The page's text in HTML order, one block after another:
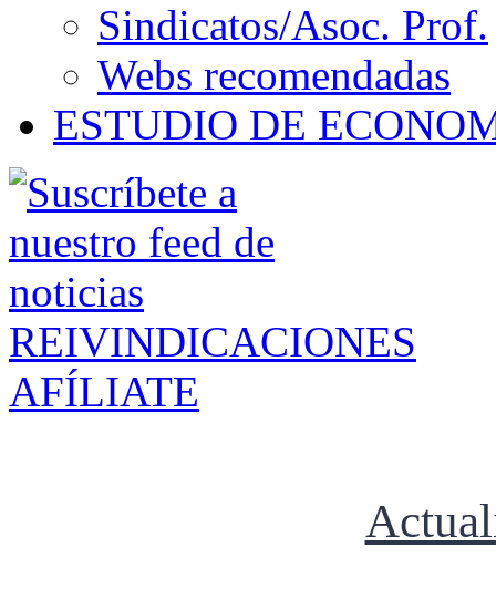
Sindicatos/Asoc. Prof.
Webs recomendadas
ESTUDIO DE
REIVINDICACIONES
AFÍLIATE